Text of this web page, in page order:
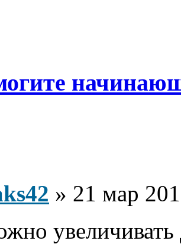
» 21 мар